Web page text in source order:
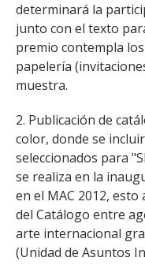
determinará la
junto con el texto
premio contempla
papelería
muestra.
2. Publicación de
color, donde se
seleccionados para
se realiza en la
en el MAC 2012,
del Catálogo entre
arte internacional
(Unidad de Asuntos